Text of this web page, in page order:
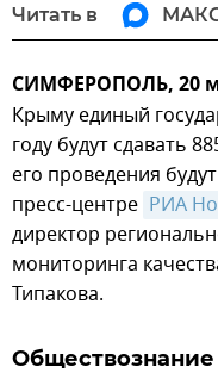
Читать в
СИМФЕРОПОЛЬ, 20
Крыму единый
году будут сдавать
его проведения
пресс-центре РИА
директор
мониторинга
Типакова.
Обществознание